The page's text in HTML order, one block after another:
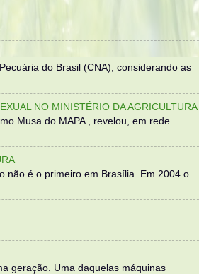
do Brasil (CNA), considerando as
NO MINISTÉRIO DA AGRICULTURA
Musa do MAPA , revelou, em rede
não é o primeiro em Brasília. Em 2004 o
geração. Uma daquelas máquinas